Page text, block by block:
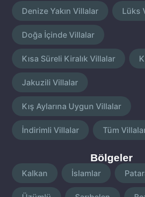
Denize Yakın Villalar Lüks
Doğa İçinde Villalar
Kısa Süreli Kiralık Villalar
Jakuzili Villalar
Kış Aylarına Uygun Villalar
İndirimli Villalar Tüm
Bölgeler
Kalkan İslamlar